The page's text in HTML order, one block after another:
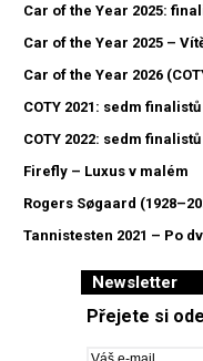
Car of the Year 2025:
Car of the Year 2025 –
Car of the Year 2026
COTY 2021: sedm
COTY 2022: sedm
Firefly – Luxus v malém
Rogers Søgaard
Tannistesten 2021 – Po
Newsletter
Přejete si